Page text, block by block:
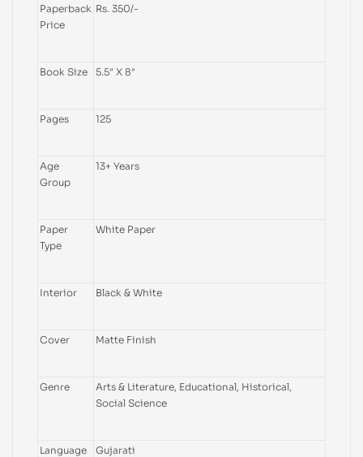
Paperback
Price
Rs. 350/-
Book Size 5.5″ X 8″
Pages 125
Age
Group
13+ Years
Paper
Type
White Paper
Interior Black & White
Cover Matte Finish
Genre
Arts & Literature, Educational, Historical,
Social Science
Language Gujarati